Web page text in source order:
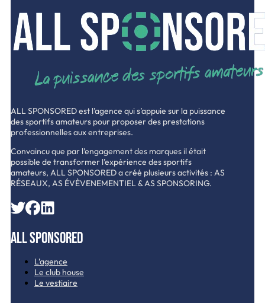
ALL SPONSORED est l’agence qui s’appuie sur la puissance
des sportifs amateurs pour proposer des prestations
professionnelles aux entreprises.
Convaincu que par l’engagement des marques il était
possible de transformer l’expérience des sportifs
amateurs, ALL SPONSORED a créé plusieurs activités : AS
RÉSEAUX, AS ÉVÈVENEMENTIEL & AS SPONSORING.
All Sponsored
L’agence
Le club house
Le vestiaire